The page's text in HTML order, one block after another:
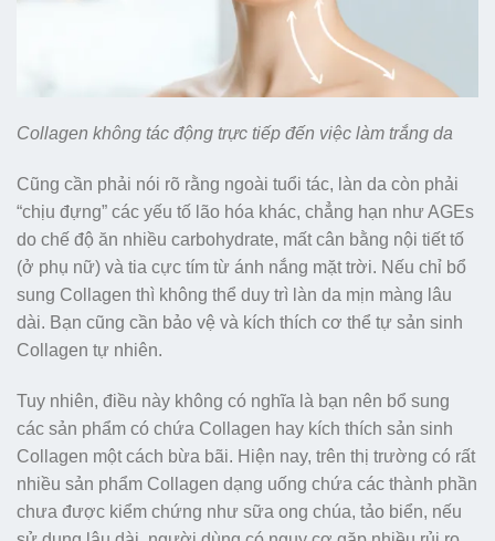
Collagen không tác động trực tiếp đến việc làm trắng da
Cũng cần phải nói rõ rằng ngoài tuổi tác, làn da còn phải
“chịu đựng” các yếu tố lão hóa khác, chẳng hạn như AGEs
do chế độ ăn nhiều carbohydrate, mất cân bằng nội tiết tố
(ở phụ nữ) và tia cực tím từ ánh nắng mặt trời. Nếu chỉ bổ
sung Collagen thì không thể duy trì làn da mịn màng lâu
dài. Bạn cũng cần bảo vệ và kích thích cơ thể tự sản sinh
Collagen tự nhiên.
Tuy nhiên, điều này không có nghĩa là bạn nên bổ sung
các sản phẩm có chứa Collagen hay kích thích sản sinh
Collagen một cách bừa bãi. Hiện nay, trên thị trường có rất
nhiều sản phẩm Collagen dạng uống chứa các thành phần
chưa được kiểm chứng như sữa ong chúa, tảo biển, nếu